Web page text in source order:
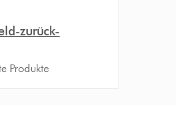
zurück-
Produkte